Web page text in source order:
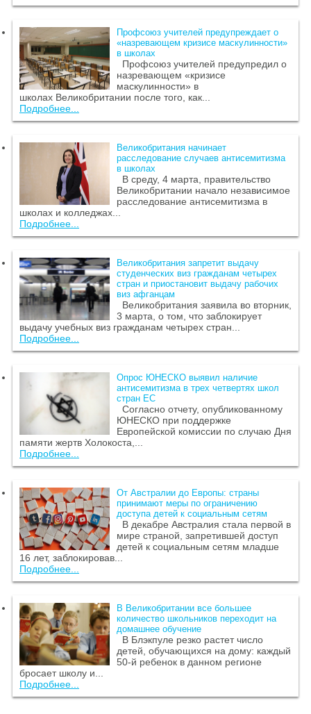
Профсоюз учителей предупреждает о
«назревающем кризисе маскулинности»
в школах
Профсоюз учителей предупредил о
назревающем «кризисе
маскулинности» в
школах Великобритании после того, как...
Подробнее...
Великобритания начинает
расследование случаев антисемитизма
в школах
В среду, 4 марта, правительство
Великобритании начало независимое
расследование антисемитизма в
школах и колледжах...
Подробнее...
Великобритания запретит выдачу
студенческих виз гражданам четырех
стран и приостановит выдачу рабочих
виз афганцам
Великобритания заявила во вторник,
3 марта, о том, что заблокирует
выдачу учебных виз гражданам четырех стран...
Подробнее...
Опрос ЮНЕСКО выявил наличие
антисемитизма в трех четвертях школ
стран ЕС
Согласно отчету, опубликованному
ЮНЕСКО при поддержке
Европейской комиссии по случаю Дня
памяти жертв Холокоста,...
Подробнее...
От Австралии до Европы: страны
принимают меры по ограничению
доступа детей к социальным сетям
В декабре Австралия стала первой в
мире страной, запретившей доступ
детей к социальным сетям младше
16 лет, заблокировав...
Подробнее...
В Великобритании все большее
количество школьников переходит на
домашнее обучение
В Блэкпуле резко растет число
детей, обучающихся на дому: каждый
50-й ребенок в данном регионе
бросает школу и...
Подробнее...